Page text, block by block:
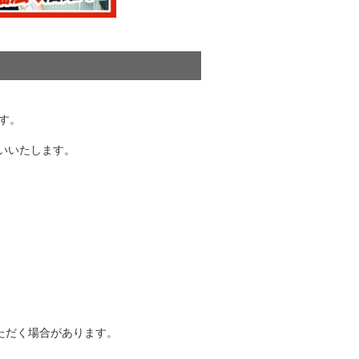
。
たします。
く場合があります。